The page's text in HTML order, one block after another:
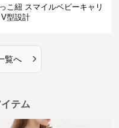
こ紐 スマイルベビーキャリ
V型設計
覧へ ›
テム